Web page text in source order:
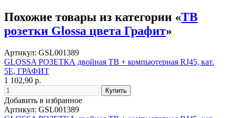
Похожие товары из категории «ТВ
розетки Glossa цвета Графит»
Артикул: GSL001389
GLOSSA РОЗЕТКА двойная ТВ + компьютерная RJ45, кат.
5Е, ГРАФИТ
1 102,90 р.
Добавить в избранное
Артикул: GSL001389